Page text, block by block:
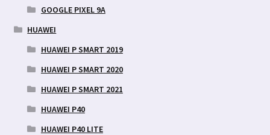
GOOGLE PIXEL 9A
HUAWEI
HUAWEI P SMART 2019
HUAWEI P SMART 2020
HUAWEI P SMART 2021
HUAWEI P40
HUAWEI P40 LITE